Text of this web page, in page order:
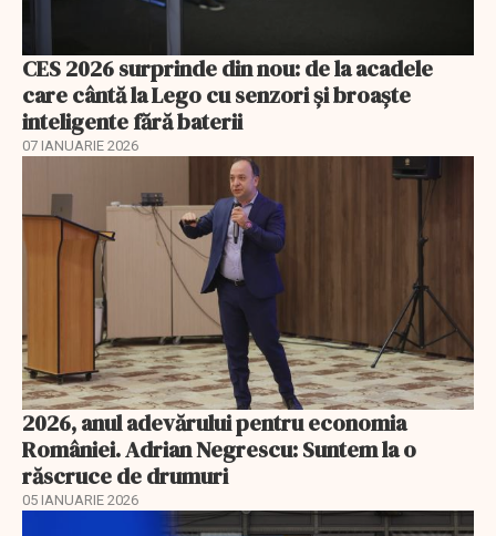
CES 2026 surprinde din nou: de la acadele
care cântă la Lego cu senzori și broaște
inteligente fără baterii
07 IANUARIE 2026
2026, anul adevărului pentru economia
României. Adrian Negrescu: Suntem la o
răscruce de drumuri
05 IANUARIE 2026